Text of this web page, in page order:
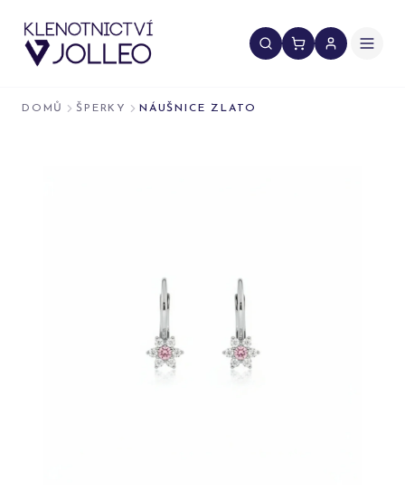
DOMŮ ŠPERKY NÁUŠNICE ZLATO